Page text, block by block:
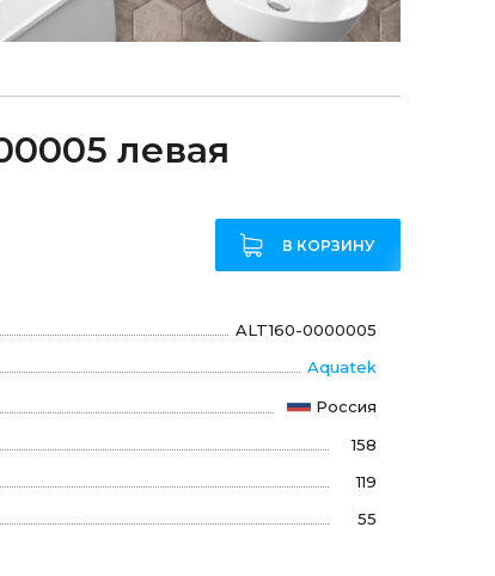
левая
В КОРЗИНУ
ALT160-0000005
Aquatek
Россия
158
119
55